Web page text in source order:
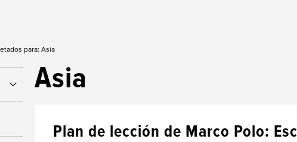
para: Asia
Asia
Plan de lección de Marco Polo: